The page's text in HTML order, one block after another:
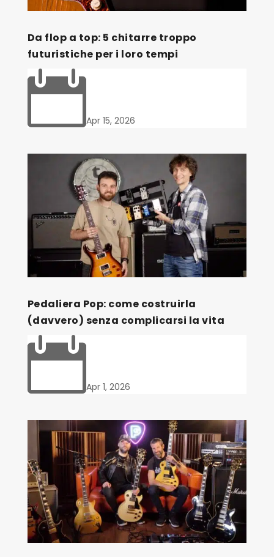
Da flop a top: 5 chitarre troppo
futuristiche per i loro tempi
Apr 15, 2026
Pedaliera Pop: come costruirla
(davvero) senza complicarsi la vita
Apr 1, 2026